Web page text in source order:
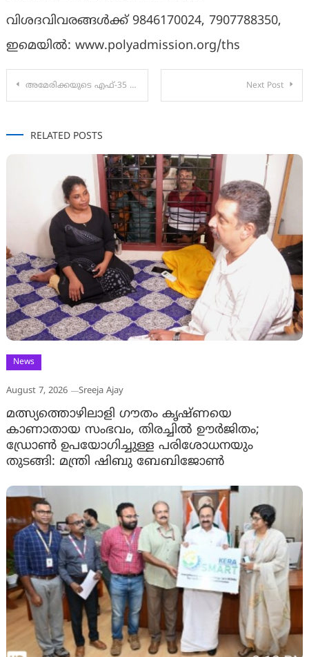
വിശദവിവരങ്ങള്‍ക്ക് 9846170024, 7907788350,
ഇമെയിൽ: www.polyadmission.org/ths
Post
അമേരിക്കയുടെ എഫ്-35 വിമാനം വെടിവച്ചിട്ടതായി ഇറാൻ. Next Post
RELATED POSTS
News
August 7, 2026 Sreeja Ajay
മത്സ്യത്തൊഴിലാളി ഗൗതം കൃഷ്ണയെ
കാണാതായ സംഭവം, തിരച്ചിൽ ഊർജിതം;
ഡ്രോണ്‍ ഉപയോഗിച്ചുള്ള പരിശോധനയും
തുടങ്ങി: മന്ത്രി ഷിബു ബേബിജോണ്‍